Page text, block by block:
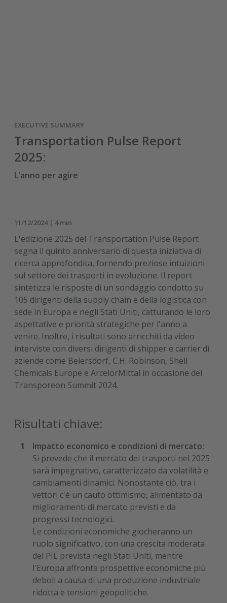
EXECUTIVE SUMMARY
Transportation Pulse Report
2025:
L'anno per agire
11/12/2024 | 4 min
L'edizione 2025 del Transportation Pulse Report
segna il quinto anniversario di questa iniziativa di
ricerca approfondita, fornendo preziose intuizioni
sul settore dei trasporti in evoluzione. Il report
sintetizza le risposte di un sondaggio condotto su
105 dirigenti della supply chain e della logistica con
sede in Europa e negli Stati Uniti, catturando le loro
aspettative e priorità strategiche per l'anno a
venire. Inoltre, i risultati sono arricchiti da video
interviste con diversi dirigenti di shipper e carrier di
aziende come Beiersdorf, C.H. Robinson, Shell
Chemicals Europe e ArcelorMittal in occasione del
Transporeon Summit 2024.
Risultati chiave:
Impatto economico e condizioni di mercato:
Si prevede che il mercato dei trasporti nel 2025
sarà impegnativo, caratterizzato da volatilità e
cambiamenti dinamici. Nonostante ciò, tra i
vettori c'è un cauto ottimismo, alimentato da
miglioramenti di mercato previsti e da
progressi tecnologici.
Le condizioni economiche giocheranno un
ruolo significativo, con una crescita moderata
del PIL prevista negli Stati Uniti, mentre
l'Europa affronta prospettive economiche più
deboli a causa di una produzione industriale
ridotta e tensioni geopolitiche.